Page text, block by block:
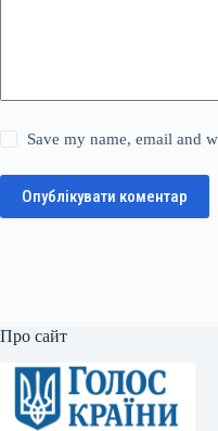
Save my name, email and
Опублікувати коментар
Про сайт